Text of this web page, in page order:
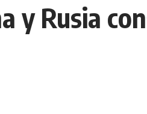
y Rusia